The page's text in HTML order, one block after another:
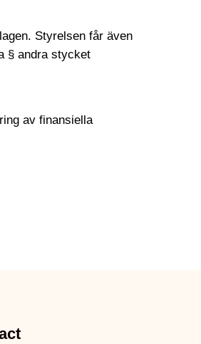
Styrelsen får även
§ andra stycket
av finansiella